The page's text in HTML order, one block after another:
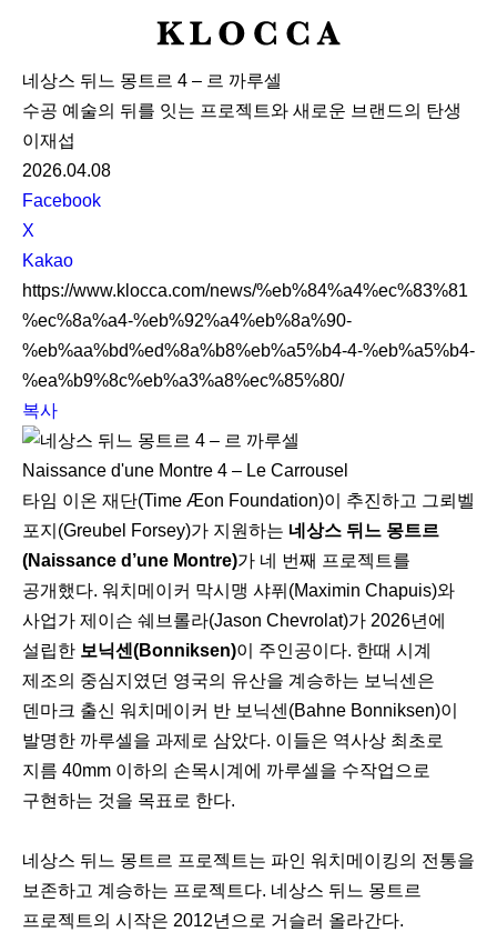
K
O
C
네상스 뒤느 몽트르 4 – 르 까루셀
수공 예술의 뒤를 잇는 프로젝트와 새로운 브랜드의 탄생
이재섭
2026.04.08
S
N
S
S
h
a
r
e
Facebook
X
Kakao
https://www.klocca.com/news/%eb%84%a4%ec%83%81
%ec%8a%a4-%eb%92%a4%eb%8a%90-
%eb%aa%bd%ed%8a%b8%eb%a5%b4-4-%eb%a5%b4-
%ea%b9%8c%eb%a3%a8%ec%85%80/
복사
Naissance d'une Montre 4 – Le Carrousel
타임 이온 재단(Time Æon Foundation)이 추진하고 그뢰벨
포지(Greubel Forsey)가 지원하는 네상스 뒤느 몽트르
(Naissance d’une Montre)가 네 번째 프로젝트를
공개했다. 워치메이커 막시맹 샤퓌(Maximin Chapuis)와
사업가 제이슨 쉐브롤라(Jason Chevrolat)가 2026년에
설립한 보닉센(Bonniksen)이 주인공이다. 한때 시계
제조의 중심지였던 영국의 유산을 계승하는 보닉센은
덴마크 출신 워치메이커 반 보닉센(Bahne Bonniksen)이
발명한 까루셀을 과제로 삼았다. 이들은 역사상 최초로
지름 40mm 이하의 손목시계에 까루셀을 수작업으로
구현하는 것을 목표로 한다.
네상스 뒤느 몽트르 프로젝트는 파인 워치메이킹의 전통을
보존하고 계승하는 프로젝트다. 네상스 뒤느 몽트르
프로젝트의 시작은 2012년으로 거슬러 올라간다.